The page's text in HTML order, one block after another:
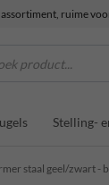
ruime
product...
Stelling-
staal geel/zwart